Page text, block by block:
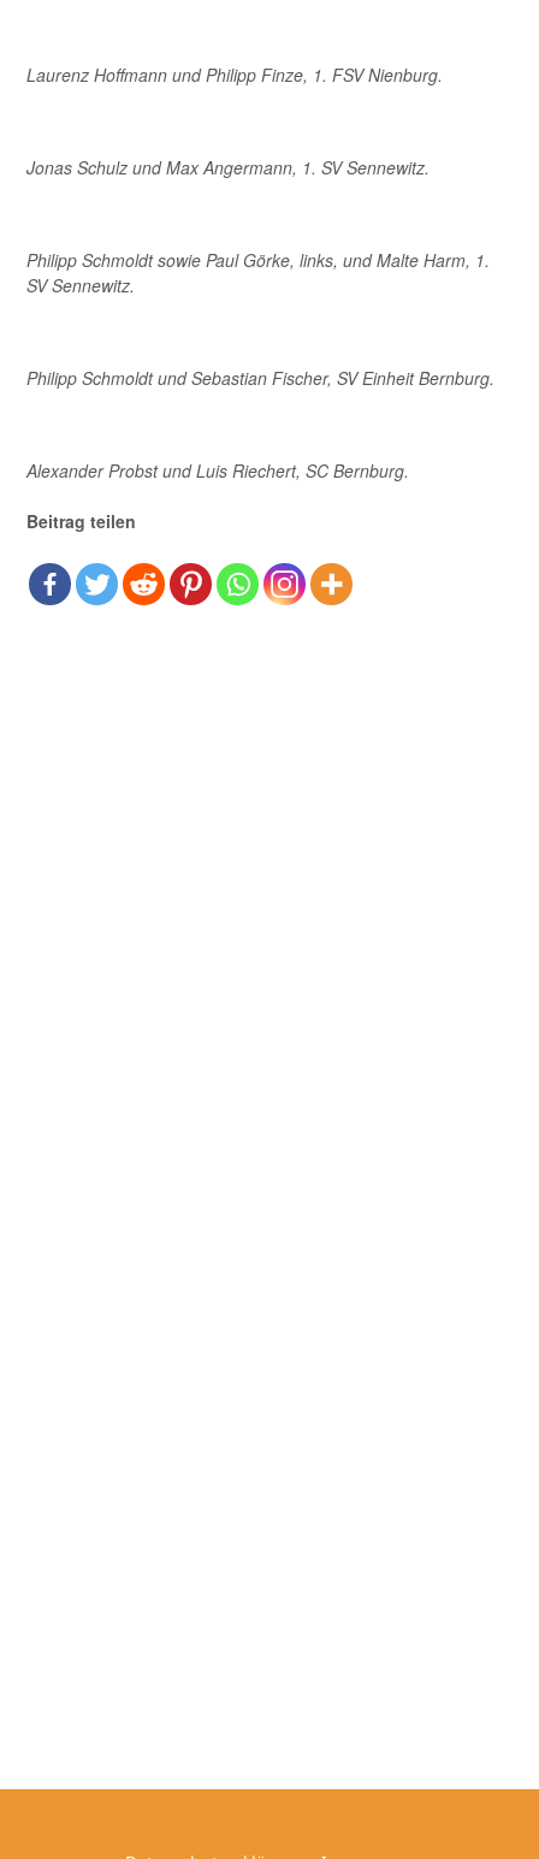
Laurenz Hoffmann und Philipp Finze, 1. FSV Nienburg.
Jonas Schulz und Max Angermann, 1. SV Sennewitz.
Philipp Schmoldt sowie Paul Görke, links, und Malte Harm, 1.
SV Sennewitz.
Philipp Schmoldt und Sebastian Fischer, SV Einheit Bernburg.
Alexander Probst und Luis Riechert, SC Bernburg.
Beitrag teilen